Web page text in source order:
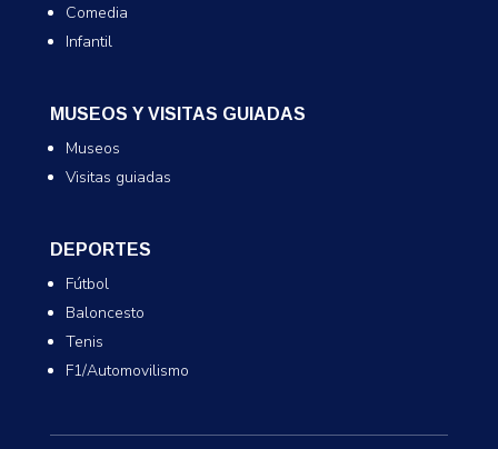
Comedia
Infantil
MUSEOS Y VISITAS GUIADAS
Museos
Visitas guiadas
DEPORTES
Fútbol
Baloncesto
Tenis
F1/Automovilismo